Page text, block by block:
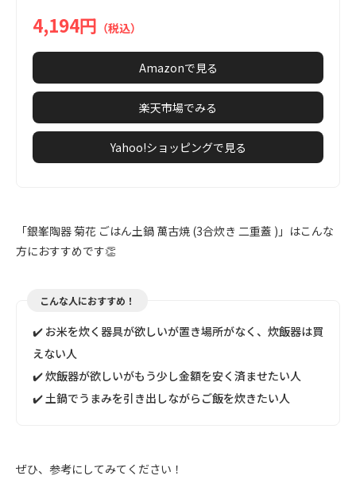
4,194円 （税込）
Amazonで見る
楽天市場でみる
Yahoo!ショッピングで見る
「銀峯陶器 菊花 ごはん土鍋 萬古焼 (3合炊き 二重蓋 )」はこんな
方におすすめです👏
こんな人におすすめ！
✔️ お米を炊く器具が欲しいが置き場所がなく、炊飯器は買
えない人
✔️ 炊飯器が欲しいがもう少し金額を安く済ませたい人
✔️ 土鍋でうまみを引き出しながらご飯を炊きたい人
ぜひ、参考にしてみてください！